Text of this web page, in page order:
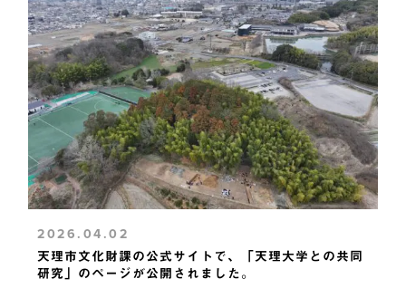
2026.04.02
天理市文化財課の公式サイトで、「天理大学との共同
研究」のページが公開されました。